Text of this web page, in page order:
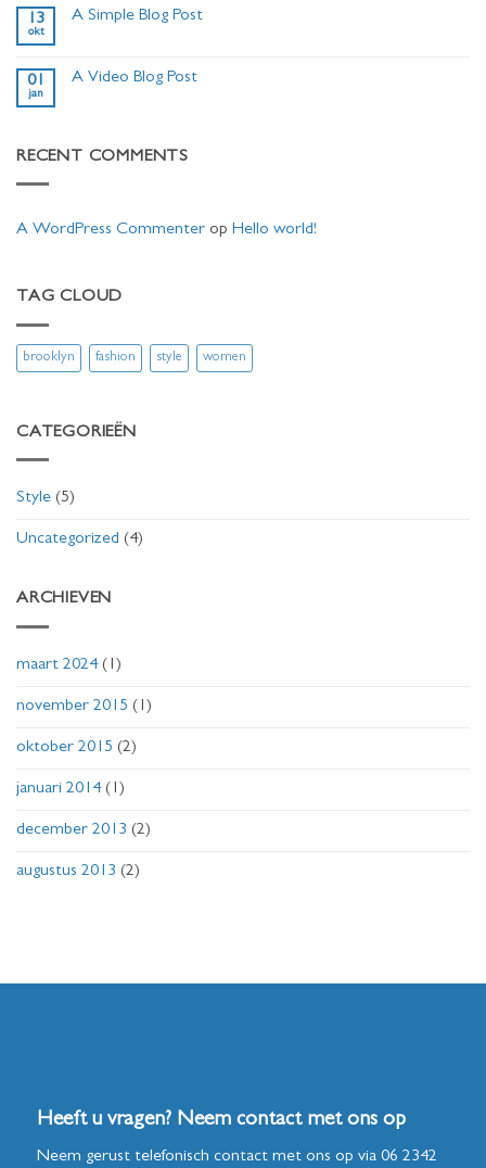
Just
A
13
okt
A Simple Blog Post
A
01
jan
A Video Blog Post
Video
RECENT COMMENTS
A WordPress Commenter op Hello world!
TAG CLOUD
brooklyn fashion style women
CATEGORIEËN
Style (5)
Uncategorized (4)
ARCHIEVEN
maart 2024(1)
november 2015 (1)
oktober 2015 (2)
januari 2014(1)
december 2013 (2)
augustus 2013 (2)
Heeft u vragen? Neem contact met ons op
Neem gerust telefonisch contact met ons op via 06 2342